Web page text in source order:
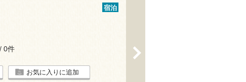
宿泊
/ 0件
お気に入りに追加